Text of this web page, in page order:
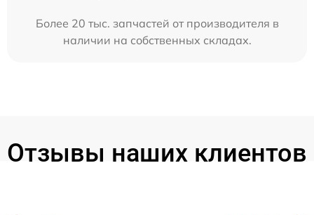
Более 20 тыс. запчастей от производителя в
наличии на собственных складах.
Отзывы наших клиентов